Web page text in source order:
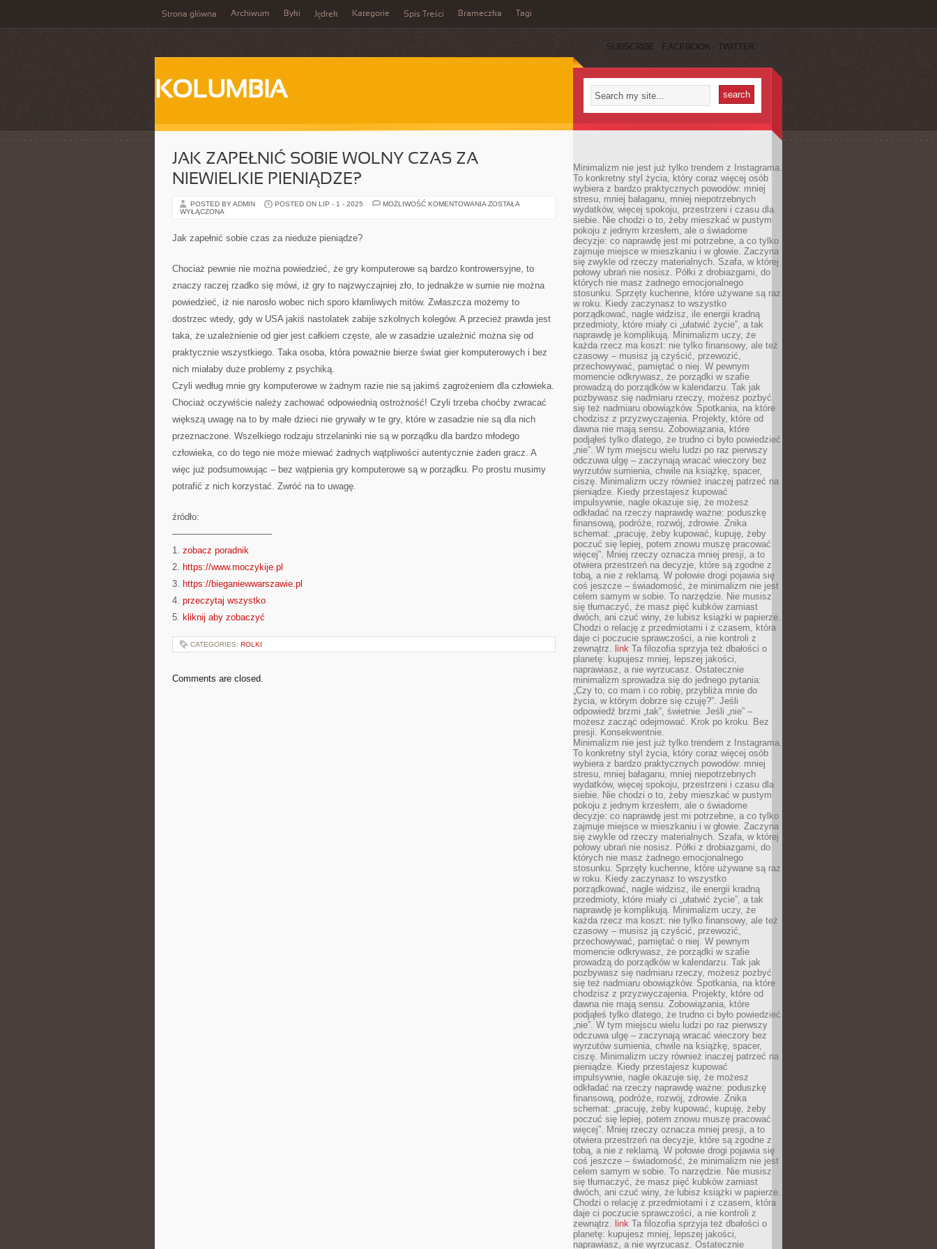
Strona główna Archiwum Byki Jędrek Kategorie Spis Treści Brameczka Tagi
SUBSCRIBE FACEBOOK TWITTER
KOLUMBIA
JAK ZAPEŁNIĆ SOBIE WOLNY CZAS ZA
NIEWIELKIE PIENIĄDZE?
POSTED BY ADMIN POSTED ON LIP - 1 - 2025 MOŻLIWOŚĆ KOMENTOWANIA JAK
ZOSTAŁA
WYŁĄCZONA
Jak zapełnić sobie czas za nieduże pieniądze?
Chociaż pewnie nie można powiedzieć, że gry komputerowe są bardzo kontrowersyjne, to
znaczy raczej rzadko się mówi, iż gry to najzwyczajniej zło, to jednakże w sumie nie można
powiedzieć, iż nie narosło wobec nich sporo kłamliwych mitów. Zwłaszcza możemy to
dostrzec wtedy, gdy w USA jakiś nastolatek zabije szkolnych kolegów. A przecież prawda jest
taka, że uzależnienie od gier jest całkiem częste, ale w zasadzie uzależnić można się od
praktycznie wszystkiego. Taka osoba, która poważnie bierze świat gier komputerowych i bez
nich miałaby duże problemy z psychiką.
Czyli według mnie gry komputerowe w żadnym razie nie są jakimś zagrożeniem dla człowieka.
Chociaż oczywiście należy zachować odpowiednią ostrożność! Czyli trzeba choćby zwracać
większą uwagę na to by małe dzieci nie grywały w te gry, które w zasadzie nie są dla nich
przeznaczone. Wszelkiego rodzaju strzelaninki nie są w porządku dla bardzo młodego
człowieka, co do tego nie może miewać żadnych wątpliwości autentycznie żaden gracz. A
więc już podsumowując – bez wątpienia gry komputerowe są w porządku. Po prostu musimy
potrafić z nich korzystać. Zwróć na to uwagę.
źródło:
———————————
1. zobacz poradnik
2. https://www.moczykije.pl
3. https://bieganiewwarszawie.pl
4. przeczytaj wszystko
5. kliknij aby zobaczyć
CATEGORIES: ROLKI
Comments are closed.
Minimalizm nie jest już tylko trendem z Instagrama.
To konkretny styl życia, który coraz więcej osób
wybiera z bardzo praktycznych powodów: mniej
stresu, mniej bałaganu, mniej niepotrzebnych
wydatków, więcej spokoju, przestrzeni i czasu dla
siebie. Nie chodzi o to, żeby mieszkać w pustym
pokoju z jednym krzesłem, ale o świadome
decyzje: co naprawdę jest mi potrzebne, a co tylko
zajmuje miejsce w mieszkaniu i w głowie. Zaczyna
się zwykle od rzeczy materialnych. Szafa, w której
połowy ubrań nie nosisz. Półki z drobiazgami, do
których nie masz żadnego emocjonalnego
stosunku. Sprzęty kuchenne, które używane są raz
w roku. Kiedy zaczynasz to wszystko
porządkować, nagle widzisz, ile energii kradną
przedmioty, które miały ci „ułatwić życie”, a tak
naprawdę je komplikują. Minimalizm uczy, że
każda rzecz ma koszt: nie tylko finansowy, ale też
czasowy – musisz ją czyścić, przewozić,
przechowywać, pamiętać o niej. W pewnym
momencie odkrywasz, że porządki w szafie
prowadzą do porządków w kalendarzu. Tak jak
pozbywasz się nadmiaru rzeczy, możesz pozbyć
się też nadmiaru obowiązków. Spotkania, na które
chodzisz z przyzwyczajenia. Projekty, które od
dawna nie mają sensu. Zobowiązania, które
podjąłeś tylko dlatego, że trudno ci było powiedzieć
„nie”. W tym miejscu wielu ludzi po raz pierwszy
odczuwa ulgę – zaczynają wracać wieczory bez
wyrzutów sumienia, chwile na książkę, spacer,
ciszę. Minimalizm uczy również inaczej patrzeć na
pieniądze. Kiedy przestajesz kupować
impulsywnie, nagle okazuje się, że możesz
odkładać na rzeczy naprawdę ważne: poduszkę
finansową, podróże, rozwój, zdrowie. Znika
schemat: „pracuję, żeby kupować, kupuję, żeby
poczuć się lepiej, potem znowu muszę pracować
więcej”. Mniej rzeczy oznacza mniej presji, a to
otwiera przestrzeń na decyzje, które są zgodne z
tobą, a nie z reklamą. W połowie drogi pojawia się
coś jeszcze – świadomość, że minimalizm nie jest
celem samym w sobie. To narzędzie. Nie musisz
się tłumaczyć, że masz pięć kubków zamiast
dwóch, ani czuć winy, że lubisz książki w papierze.
Chodzi o relację z przedmiotami i z czasem, która
daje ci poczucie sprawczości, a nie kontroli z
zewnątrz. link Ta filozofia sprzyja też dbałości o
planetę: kupujesz mniej, lepszej jakości,
naprawiasz, a nie wyrzucasz. Ostatecznie
minimalizm sprowadza się do jednego pytania:
„Czy to, co mam i co robię, przybliża mnie do
życia, w którym dobrze się czuję?”. Jeśli
odpowiedź brzmi „tak”, świetnie. Jeśli „nie” –
możesz zacząć odejmować. Krok po kroku. Bez
presji. Konsekwentnie.
Minimalizm nie jest już tylko trendem z Instagrama.
To konkretny styl życia, który coraz więcej osób
wybiera z bardzo praktycznych powodów: mniej
stresu, mniej bałaganu, mniej niepotrzebnych
wydatków, więcej spokoju, przestrzeni i czasu dla
siebie. Nie chodzi o to, żeby mieszkać w pustym
pokoju z jednym krzesłem, ale o świadome
decyzje: co naprawdę jest mi potrzebne, a co tylko
zajmuje miejsce w mieszkaniu i w głowie. Zaczyna
się zwykle od rzeczy materialnych. Szafa, w której
połowy ubrań nie nosisz. Półki z drobiazgami, do
których nie masz żadnego emocjonalnego
stosunku. Sprzęty kuchenne, które używane są raz
w roku. Kiedy zaczynasz to wszystko
porządkować, nagle widzisz, ile energii kradną
przedmioty, które miały ci „ułatwić życie”, a tak
naprawdę je komplikują. Minimalizm uczy, że
każda rzecz ma koszt: nie tylko finansowy, ale też
czasowy – musisz ją czyścić, przewozić,
przechowywać, pamiętać o niej. W pewnym
momencie odkrywasz, że porządki w szafie
prowadzą do porządków w kalendarzu. Tak jak
pozbywasz się nadmiaru rzeczy, możesz pozbyć
się też nadmiaru obowiązków. Spotkania, na które
chodzisz z przyzwyczajenia. Projekty, które od
dawna nie mają sensu. Zobowiązania, które
podjąłeś tylko dlatego, że trudno ci było powiedzieć
„nie”. W tym miejscu wielu ludzi po raz pierwszy
odczuwa ulgę – zaczynają wracać wieczory bez
wyrzutów sumienia, chwile na książkę, spacer,
ciszę. Minimalizm uczy również inaczej patrzeć na
pieniądze. Kiedy przestajesz kupować
impulsywnie, nagle okazuje się, że możesz
odkładać na rzeczy naprawdę ważne: poduszkę
finansową, podróże, rozwój, zdrowie. Znika
schemat: „pracuję, żeby kupować, kupuję, żeby
poczuć się lepiej, potem znowu muszę pracować
więcej”. Mniej rzeczy oznacza mniej presji, a to
otwiera przestrzeń na decyzje, które są zgodne z
tobą, a nie z reklamą. W połowie drogi pojawia się
coś jeszcze – świadomość, że minimalizm nie jest
celem samym w sobie. To narzędzie. Nie musisz
się tłumaczyć, że masz pięć kubków zamiast
dwóch, ani czuć winy, że lubisz książki w papierze.
Chodzi o relację z przedmiotami i z czasem, która
daje ci poczucie sprawczości, a nie kontroli z
zewnątrz. link Ta filozofia sprzyja też dbałości o
planetę: kupujesz mniej, lepszej jakości,
naprawiasz, a nie wyrzucasz. Ostatecznie